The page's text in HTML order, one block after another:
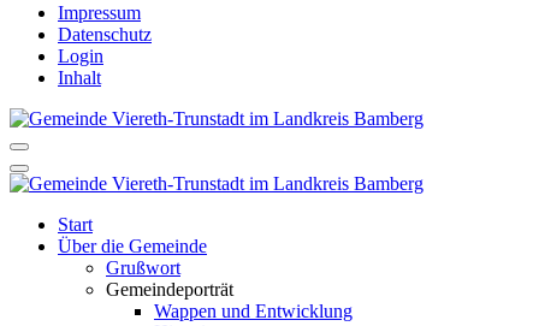
Impressum
Datenschutz
Login
Inhalt
Start
Über die Gemeinde
Grußwort
Gemeindeporträt
Wappen und Entwicklung